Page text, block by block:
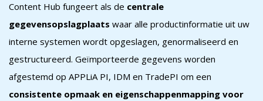
Content Hub fungeert als de centrale
gegevensopslagplaats waar alle productinformatie uit uw
interne systemen wordt opgeslagen, genormaliseerd en
gestructureerd. Geïmporteerde gegevens worden
afgestemd op APPLiA PI, IDM en TradePI om een
consistente opmaak en eigenschappenmapping voor